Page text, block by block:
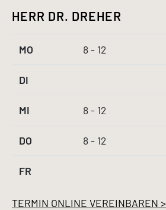
HERR DR. DREHER
MO 8 - 12
DI
MI 8 - 12
DO 8 - 12
FR
TERMIN ONLINE VEREINBAREN >